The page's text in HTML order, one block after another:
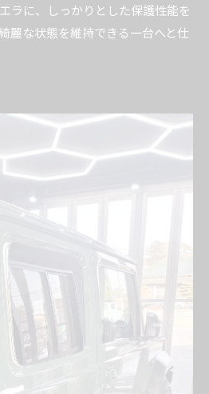
ラに、しっかりとした保護性能を
麗な状態を維持できる一台へと仕